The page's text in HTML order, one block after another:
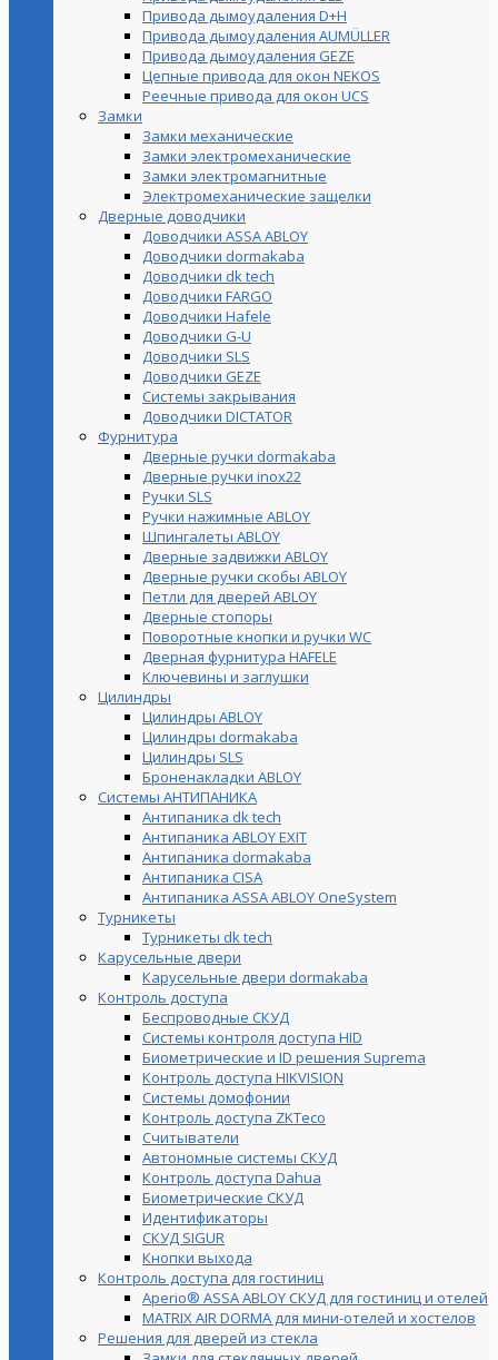
Привода дымоудаления D+H
Привода дымоудаления AUMÜLLER
Привода дымоудаления GEZE
Цепные привода для окон NEKOS
Реечные привода для окон UСS
Замки
Замки механические
Замки электромеханические
Замки электромагнитные
Электромеханические защелки
Дверные доводчики
Доводчики ASSA ABLOY
Доводчики dormakaba
Доводчики dk tech
Доводчики FARGO
Доводчики Hafele
Доводчики G-U
Доводчики SLS
Доводчики GEZE
Cистемы закрывания
Доводчики DICTATOR
Фурнитура
Дверные ручки dormakaba
Дверные ручки inox22
Ручки SLS
Ручки нажимные ABLOY
Шпингалеты ABLOY
Дверные задвижки ABLOY
Дверные ручки скобы ABLOY
Петли для дверей ABLOY
Дверные стопоры
Поворотные кнопки и ручки WC
Дверная фурнитура HAFELE
Ключевины и заглушки
Цилиндры
Цилиндры ABLOY
Цилиндры dormakaba
Цилиндры SLS
Броненакладки ABLOY
Системы АНТИПАНИКА
Антипаника dk tech
Антипаника ABLOY EXIT
Антипаника dormakaba
Антипаника СISA
Антипаника ASSA ABLOY OneSystem
Турникеты
Турникеты dk tech
Карусельные двери
Карусельные двери dormakaba
Контроль доступа
Беспроводные СКУД
Системы контроля доступа HID
Биометрические и ID решения Suprema
Контроль доступа HIKVISION
Системы домофонии
Контроль доступа ZKTeco
Считыватели
Автономные системы СКУД
Контроль доступа Dahua
Биометрические СКУД
Идентификаторы
СКУД SIGUR
Кнопки выхода
Контроль доступа для гостиниц
Aperio® ASSA ABLOY СКУД для гостиниц и отелей
MATRIX AIR DORMA для мини-отелей и хостелов
Решения для дверей из стекла